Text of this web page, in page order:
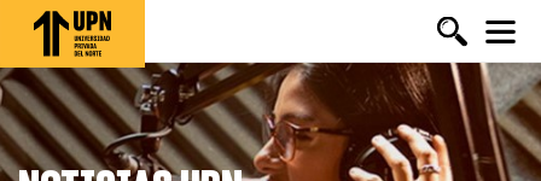
Pasar
contenido
principal